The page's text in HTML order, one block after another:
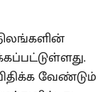
வேண்டும்